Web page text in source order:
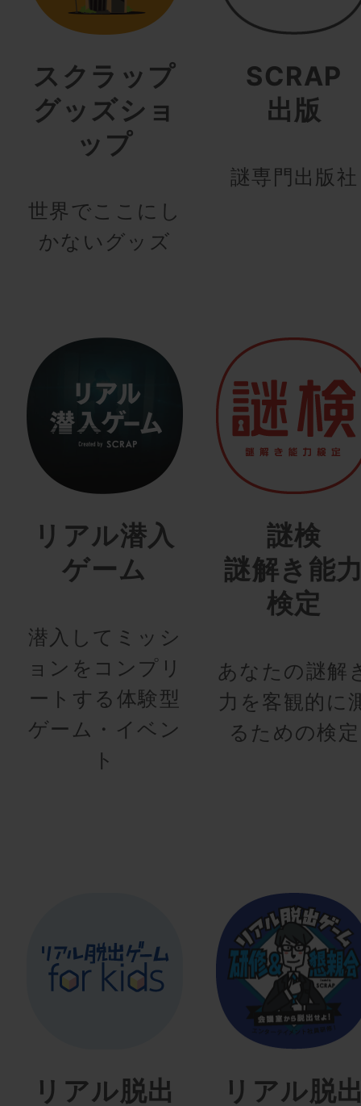
スクラップ
グッズショ
ップ
世界でここにし
かないグッズ
SCRAP
出版
謎専門出版社
リアル潜入
ゲーム
潜入してミッシ
ョンをコンプリ
ートする体験型
ゲーム・イベン
ト
謎検
謎解き能
検定
あなたの謎解
力を客観的に
るための検定
リアル脱出 リアル脱